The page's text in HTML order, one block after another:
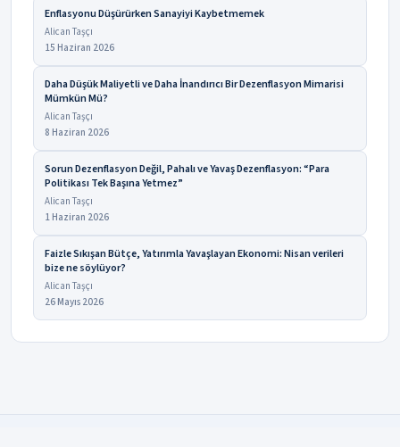
Enflasyonu Düşürürken Sanayiyi Kaybetmemek
Alican Taşçı
15 Haziran 2026
Daha Düşük Maliyetli ve Daha İnandırıcı Bir Dezenflasyon Mimarisi
Mümkün Mü?
Alican Taşçı
8 Haziran 2026
Sorun Dezenflasyon Değil, Pahalı ve Yavaş Dezenflasyon: “Para
Politikası Tek Başına Yetmez”
Alican Taşçı
1 Haziran 2026
Faizle Sıkışan Bütçe, Yatırımla Yavaşlayan Ekonomi: Nisan verileri
bize ne söylüyor?
Alican Taşçı
26 Mayıs 2026